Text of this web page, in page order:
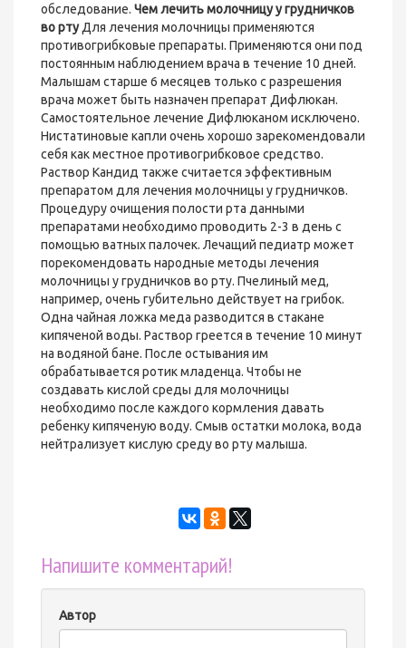
обследование. Чем лечить молочницу у грудничков
во ртуДля лечения молочницы применяются
противогрибковые препараты. Применяются они под
постоянным наблюдением врача в течение 10 дней.
Малышам старше 6 месяцев только с разрешения
врача может быть назначен препарат Дифлюкан.
Самостоятельное лечение Дифлюканом исключено.
Нистатиновые капли очень хорошо зарекомендовали
себя как местное противогрибковое средство.
Раствор Кандид также считается эффективным
препаратом для лечения молочницы у грудничков.
Процедуру очищения полости рта данными
препаратами необходимо проводить 2-3 в день с
помощью ватных палочек. Лечащий педиатр может
порекомендовать народные методы лечения
молочницы у грудничков во рту. Пчелиный мед,
например, очень губительно действует на грибок.
Одна чайная ложка меда разводится в стакане
кипяченой воды. Раствор греется в течение 10 минут
на водяной бане. После остывания им
обрабатывается ротик младенца. Чтобы не
создавать кислой среды для молочницы
необходимо после каждого кормления давать
ребенку кипяченую воду. Смыв остатки молока, вода
нейтрализует кислую среду во рту малыша.
Напишите комментарий!
Автор